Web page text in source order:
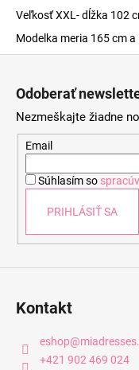
Veľkosť XXL- dĺžka 102
Modelka meria 165 cm
Odoberať
Nezmeškajte žiadne
Email
Súhlasím so
PRIHLÁSIŤ SA
Kontakt
eshop@
+421 902 469 024